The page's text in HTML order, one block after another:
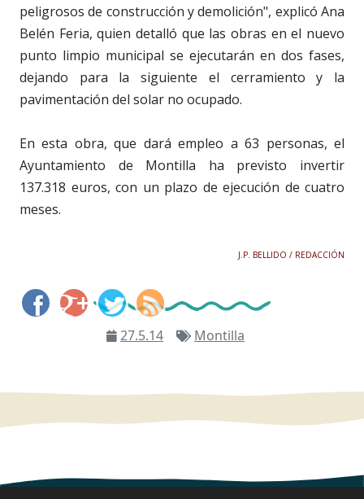
peligrosos de construcción y demolición", explicó Ana
Belén Feria, quien detalló que las obras en el nuevo
punto limpio municipal se ejecutarán en dos fases,
dejando para la siguiente el cerramiento y la
pavimentación del solar no ocupado.
En esta obra, que dará empleo a 63 personas, el
Ayuntamiento de Montilla ha previsto invertir
137.318 euros, con un plazo de ejecución de cuatro
meses.
J.P. BELLIDO / REDACCIÓN
27.5.14 Montilla